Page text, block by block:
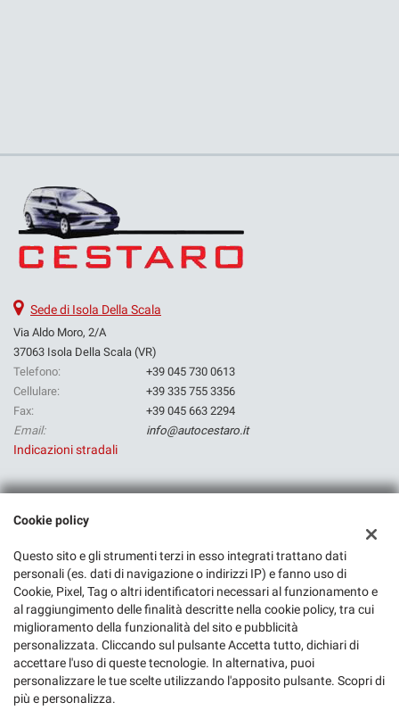
Sede di Isola Della Scala
Via Aldo Moro, 2/A
37063 Isola Della Scala (VR)
Telefono:
+39 045 730 0613
Cellulare:
+39 335 755 3356
Fax:
+39 045 663 2294
Email:
info@autocestaro.it
Indicazioni stradali
Dati fiscali:
Via Camagre, 30, Isola Della Scala (VR)
C.F/P.IVA:03523080236
Registro delle imprese:VR
Cookie policy
Questo sito e gli strumenti terzi in esso integrati trattano dati
personali (es. dati di navigazione o indirizzi IP) e fanno uso di
Cookie, Pixel, Tag o altri identificatori necessari al funzionamento e
al raggiungimento delle finalità descritte nella cookie policy, tra cui
miglioramento della funzionalità del sito e pubblicità
personalizzata. Cliccando sul pulsante Accetta tutto, dichiari di
accettare l'uso di queste tecnologie. In alternativa, puoi
personalizzare le tue scelte utilizzando l'apposito pulsante. Scopri di
più e personalizza.